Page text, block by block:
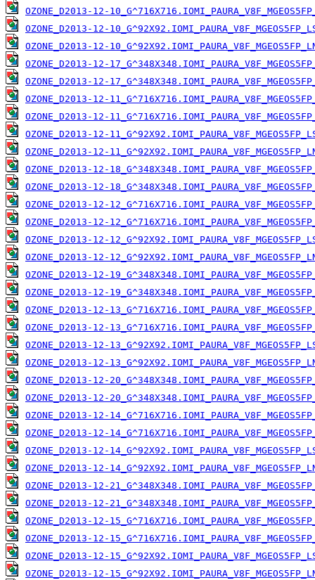
OZONE_D2013-12-
OZONE_D2013-12-
OZONE_D2013-12-
OZONE_D2013-12-
OZONE_D2013-12-
OZONE_D2013-12-
OZONE_D2013-12-
OZONE_D2013-12-
OZONE_D2013-12-
OZONE_D2013-12-
OZONE_D2013-12-
OZONE_D2013-12-
OZONE_D2013-12-
OZONE_D2013-12-
OZONE_D2013-12-
OZONE_D2013-12-
OZONE_D2013-12-
OZONE_D2013-12-
OZONE_D2013-12-
OZONE_D2013-12-
OZONE_D2013-12-
OZONE_D2013-12-
OZONE_D2013-12-
OZONE_D2013-12-
OZONE_D2013-12-
OZONE_D2013-12-
OZONE_D2013-12-
OZONE_D2013-12-
OZONE_D2013-12-
OZONE_D2013-12-
OZONE_D2013-12-
OZONE_D2013-12-
OZONE_D2013-12-